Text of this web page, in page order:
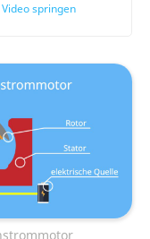
springen